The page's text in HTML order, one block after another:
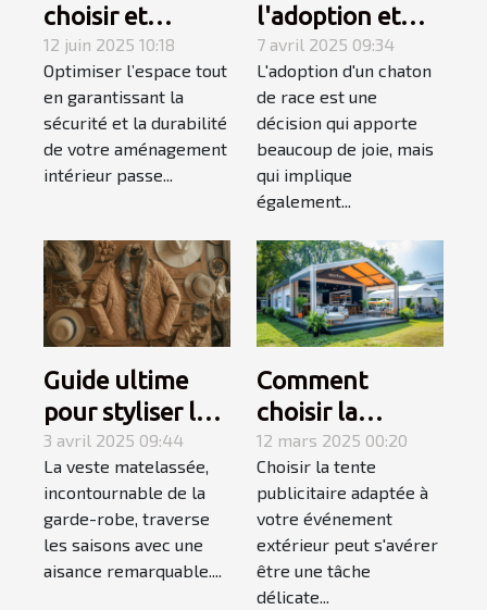
choisir et
installer des
étagères
murales
robustes
12 juin 2025 10:18
Optimiser l’espace tout
en garantissant la
sécurité et la durabilité
de votre aménagement
intérieur passe...
l'adoption et
l'accueil d'un
chaton de race
7 avril 2025 09:34
L'adoption d'un chaton
de race est une
décision qui apporte
beaucoup de joie, mais
qui implique
également...
Guide ultime
pour styliser les
vestes
matelassées en
toutes saisons
3 avril 2025 09:44
La veste matelassée,
incontournable de la
garde-robe, traverse
les saisons avec une
aisance remarquable....
Comment
choisir la
meilleure tente
publicitaire pour
votre
événement
extérieur
12 mars 2025 00:20
Choisir la tente
publicitaire adaptée à
votre événement
extérieur peut s'avérer
être une tâche
délicate...